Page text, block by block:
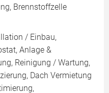
Brennstoffzelle
/ Einbau,
Anlage &
Reinigung / Wartung,
Dach Vermietung